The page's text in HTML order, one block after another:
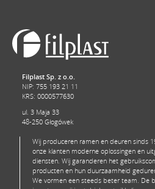
Filplast Sp. z o.o.
NIP: 755 193 21 11
KRS: 0000577630
ul. 3 Maja 33
48-250 Głogówek
Wij produceren ramen en deuren sinds
onze klanten moderne oplossingen en
diensten. Wij garanderen het
producten en hun duurzaamheid
We vormen een steeds beter team. De